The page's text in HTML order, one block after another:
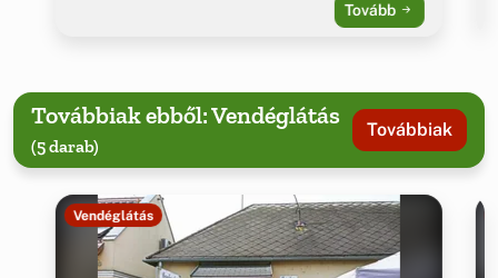
Tovább
Továbbiak ebből: Vendéglátás
(5 darab)
Továbbiak
Vendéglátás